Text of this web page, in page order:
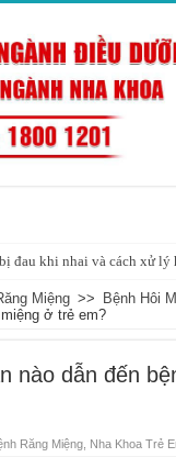
đau khi nhai và cách xử lý
Miệng >> Bệnh Hôi
ở trẻ em?
nào dẫn đến
Răng Miệng Nha Khoa Trẻ